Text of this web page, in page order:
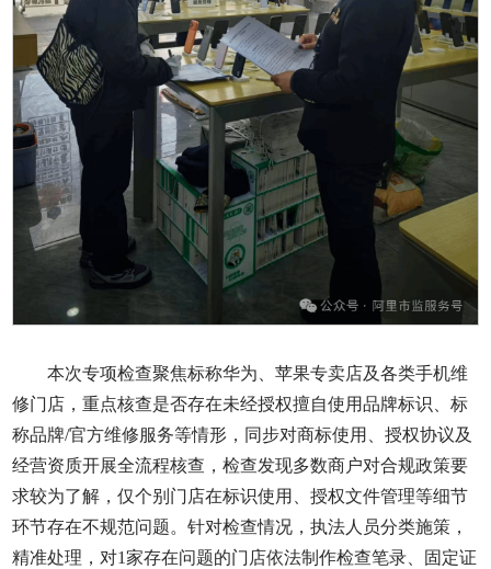
本次专项检查聚焦标称华为、苹果专卖店及各类手机维
修门店，重点核查是否存在未经授权擅自使用品牌标识、标
称品牌/官方维修服务等情形，同步对商标使用、授权协议及
经营资质开展全流程核查，检查发现多数商户对合规政策要
求较为了解，仅个别门店在标识使用、授权文件管理等细节
环节存在不规范问题。针对检查情况，执法人员分类施策，
精准处理，对1家存在问题的门店依法制作检查笔录、固定证